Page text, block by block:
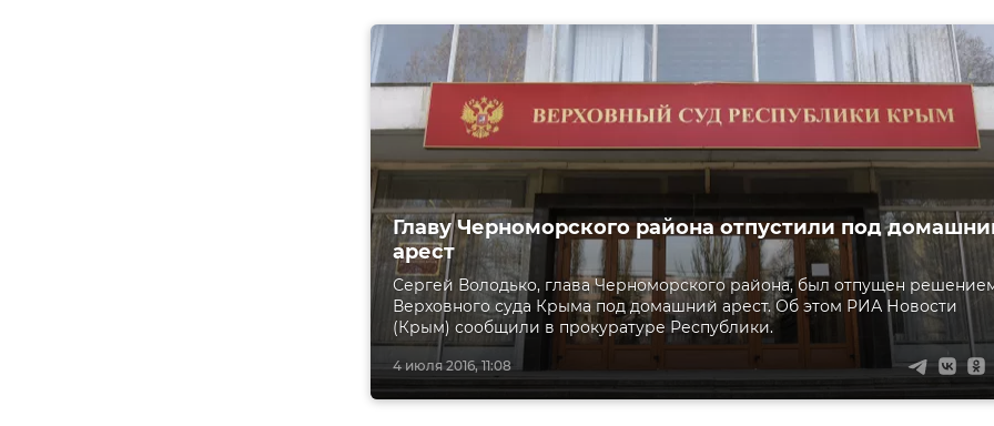
4 июля 2016, 11:08
Главу Черноморского района отпустили под
арест
Сергей Володько, глава Черноморского района, был отпущен
Верховного суда Крыма под домашний арест. Об этом РИА Новости
(Крым) сообщили в прокуратуре Республики.